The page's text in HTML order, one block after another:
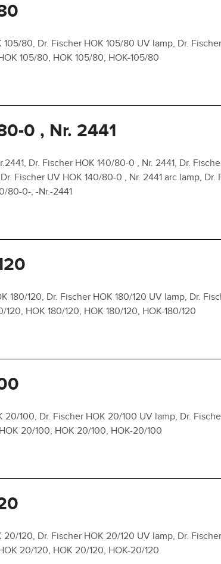
80, Dr. Fischer HOK 105/80 UV lamp, Dr.
105/80, HOK 105/80, HOK-105/80
0 , Nr. 2441
Dr. Fischer HOK 140/80-0 , Nr. 2441, Dr.
Fischer UV HOK 140/80-0 , Nr. 2441 arc lamp,
80-0-, -Nr.-2441
180/120, Dr. Fischer HOK 180/120 UV lamp, Dr.
HOK 180/120, HOK 180/120, HOK-180/120
100, Dr. Fischer HOK 20/100 UV lamp, Dr.
20/100, HOK 20/100, HOK-20/100
120, Dr. Fischer HOK 20/120 UV lamp, Dr.
20/120, HOK 20/120, HOK-20/120